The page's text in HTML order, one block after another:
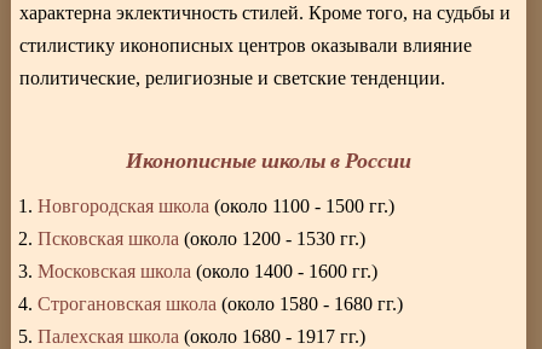
характерна эклектичность стилей. Кроме того, на судьбы и
стилистику иконописных центров оказывали влияние
политические, религиозные и светские тенденции.
Иконописные школы в России
Новгородская школа(около 1100 - 1500 гг.)
Псковская школа(около 1200 - 1530 гг.)
Московская школа(около 1400 - 1600 гг.)
Строгановская школа(около 1580 - 1680 гг.)
Палехская школа(около 1680 - 1917 гг.)